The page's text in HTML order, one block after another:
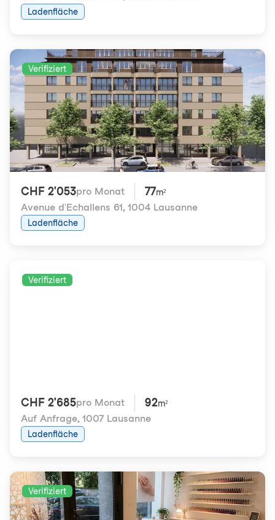
Ladenfläche
Verifiziert
CHF 2'053pro Monat 77m²
Avenue d'Echallens 61, 1004 Lausanne
Ladenfläche
Verifiziert
CHF 2'685pro Monat 92m²
Auf Anfrage, 1007 Lausanne
Ladenfläche
Verifiziert